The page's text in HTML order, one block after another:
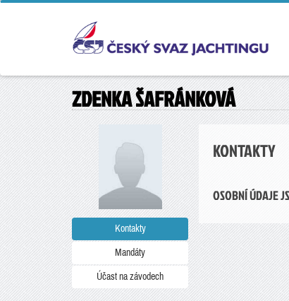
ZDENKA ŠAFRÁNKOVÁ
Kontakty
Mandáty
Účast na závodech
KONTAKTY
OSOBNÍ ÚDAJE